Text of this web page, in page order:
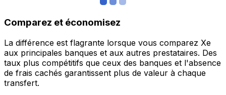
Comparez et économisez
La différence est flagrante lorsque vous comparez Xe
aux principales banques et aux autres prestataires. Des
taux plus compétitifs que ceux des banques et l'absence
de frais cachés garantissent plus de valeur à chaque
transfert.